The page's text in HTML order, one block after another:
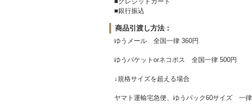
■銀行振込
商品引渡し方法：
ゆうメール 全国一律 360円
ゆうパケットorネコポス 全国一律 500円
↓規格サイズを超える場合
ヤマト運輸宅急便、ゆうパック60サイズ 一